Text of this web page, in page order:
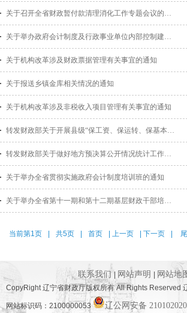
关于召开全省财政暂付款清理消化工作专题会议的通知
关于举办政府会计制度及行政事业单位内部控制建设高级研修班的通知
关于机构改革涉及财政票据管理有关事宜的通知
关于报送乡镇金库相关情况的通知
关于机构改革涉及非税收入项目管理有关事宜的通知
转发财政部关于开展县级“保工资、保运转、保基本民生”有关情况核查调研的通知
转发财政部关于做好地方预决算公开情况统计工作的通知
关于举办全省贯彻实施政府会计制度培训班的通知
关于举办全省第十一期和第十二期基层财政干部培训班的通知
当前第1页 共5页 首页 上一页 下一页
联系我们 网站声明 网站地
CopyRight 辽宁省财政厅版权所有 All Rights
网站标识码：2100000053 辽公网安备